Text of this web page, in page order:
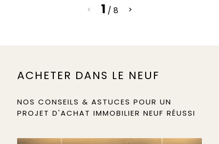
< 1 / 8 >
ACHETER DANS LE NEUF
NOS CONSEILS & ASTUCES POUR UN
PROJET D'ACHAT IMMOBILIER NEUF RÉUSSI